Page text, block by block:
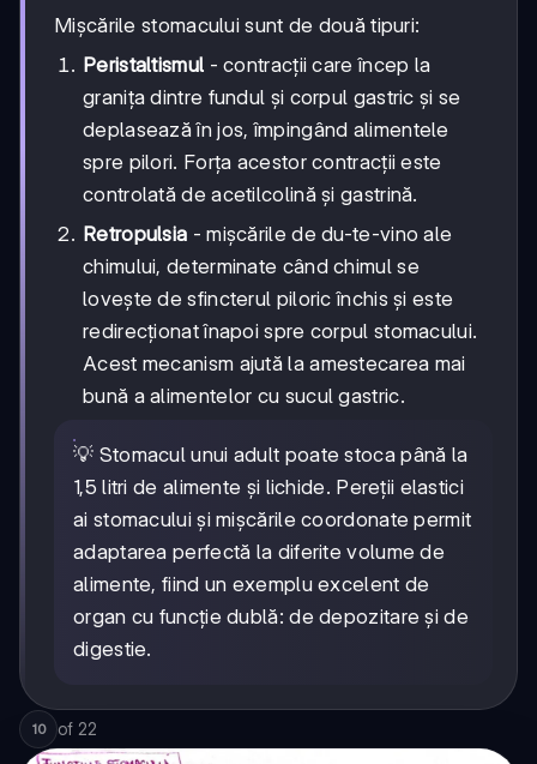
Mișcările stomacului sunt de două tipuri:
Peristaltismul - contracții care încep la
granița dintre fundul și corpul gastric și se
deplasează în jos, împingând alimentele
spre pilori. Forța acestor contracții este
controlată de acetilcolină și gastrină.
Retropulsia - mișcările de du-te-vino ale
chimului, determinate când chimul se
lovește de sfincterul piloric închis și este
redirecționat înapoi spre corpul stomacului.
Acest mecanism ajută la amestecarea mai
bună a alimentelor cu sucul gastric.
💡 Stomacul unui adult poate stoca până la
1,5 litri de alimente și lichide. Pereții elastici
ai stomacului și mișcările coordonate permit
adaptarea perfectă la diferite volume de
alimente, fiind un exemplu excelent de
organ cu funcție dublă: de depozitare și de
digestie.
10 of 22